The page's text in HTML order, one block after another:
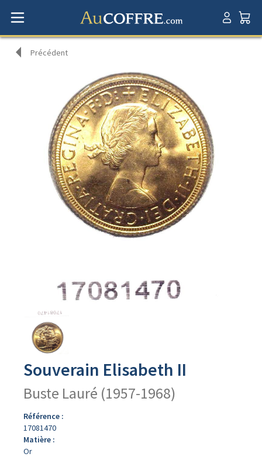
Précédent
produit
Souverain Elisabeth II
Buste Lauré (1957-1968)
Référence :
17081470
Matière :
Or